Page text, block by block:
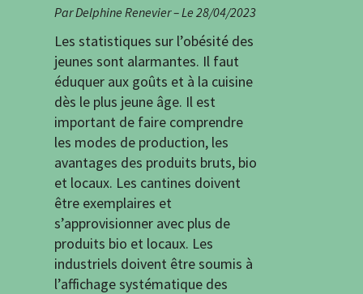
Par Delphine Renevier – Le 28/04/2023
Les statistiques sur l’obésité des
jeunes sont alarmantes. Il faut
éduquer aux goûts et à la cuisine
dès le plus jeune âge. Il est
important de faire comprendre
les modes de production, les
avantages des produits bruts, bio
et locaux. Les cantines doivent
être exemplaires et
s’approvisionner avec plus de
produits bio et locaux. Les
industriels doivent être soumis à
l’affichage systématique des